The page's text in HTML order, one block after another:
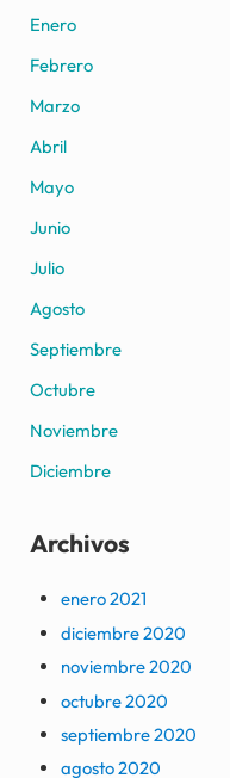
Enero
Febrero
Marzo
Abril
Mayo
Junio
Julio
Agosto
Septiembre
Octubre
Noviembre
Diciembre
Archivos
enero 2021
diciembre 2020
noviembre 2020
octubre 2020
septiembre 2020
agosto 2020